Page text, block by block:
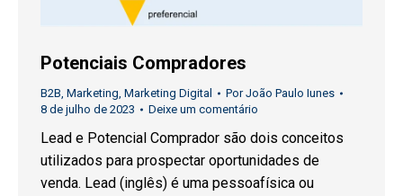
Potenciais Compradores
B2B, Marketing, Marketing Digital PorJoão Paulo Iunes
8 de julho de 2023
Deixe um comentário
Lead e Potencial Comprador são dois conceitos
utilizados para prospectar oportunidades de
venda. Lead (inglês) é uma pessoafísica ou